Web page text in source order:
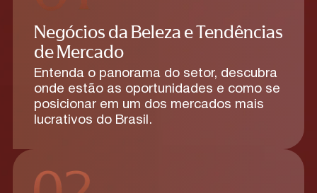
Negócios da Beleza e Tendências
de Mercado
Entenda o panorama do setor, descubra
onde estão as oportunidades e como se
posicionar em um dos mercados mais
lucrativos do Brasil.